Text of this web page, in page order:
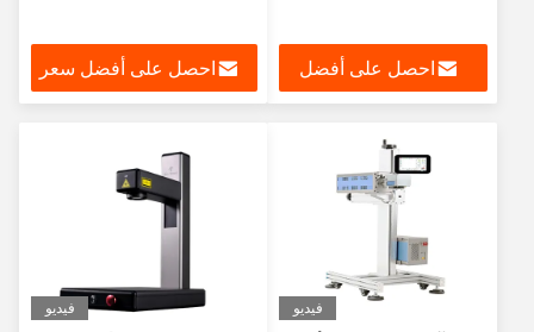
احصل على أفضل احصل على أفضل سعر
فيديو فيديو